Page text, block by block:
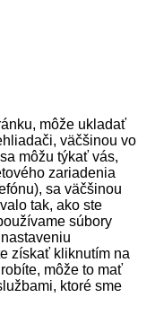
môže ukladať
väčšinou vo
môžu týkať vás,
zariadenia
sa väčšinou
tak, ako ste
súbory
získať kliknutím na
môže to mať
ktoré sme